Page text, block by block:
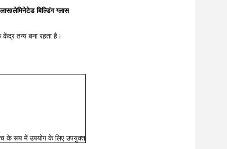
लेमिनेटेड बिल्डिंग ग्लास
तन्य बना रहता है।
के रूप में उपयोग के लिए उपयुक्त